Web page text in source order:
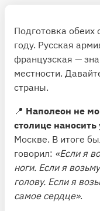
Подготовка обеих
году. Русская
французская —
местности.
страны.
📍 Наполеон не
столице наносить
Москве. В итоге
говорил: «Если я
ноги. Если я
голову. Если я
самое сердце».